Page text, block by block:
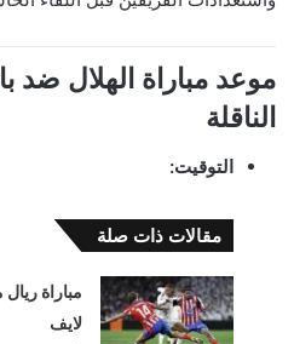
موعد مباراة الهلال ضد
الناقلة
التوقيت:
مقالات ذات صلة
مباراة
لايف